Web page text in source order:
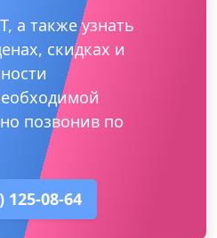
а также узнать
скидках и
позвонив по
125-08-64